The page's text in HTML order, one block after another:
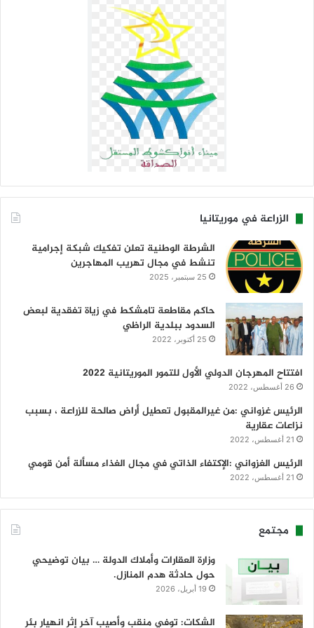
الزراعة في موريتانيا
الشرطة الوطنية تعلن تفكيك شبكة إجرامية
تنشط في مجال تهريب المهاجرين
25 سبتمبر، 2025
حاكم مقاطعة تامشكط في زياة تفقدية لبعض
السدود ببلدية الراظي
25 أكتوبر، 2022
افتتاح المهرجان الدولي الأول للتمور الموريتانية 2022
26 أغسطس، 2022
الرئيس غزواني :من غيرالمقبول تعطيل أراض صالحة للزراعة ، بسبب
نزاعات عقارية
21 أغسطس، 2022
الرئيس الغزواني :الإكتفاء الذاتي في مجال الغذاء مسألة أمن قومي
21 أغسطس، 2022
مجتمع
وزارة العقارات وأملاك الدولة … بيان توضيحي
حول حادثة هدم المنازل.
19 أبريل، 2026
الشكات: توفي منقب وأصيب آخر إثر انهيار بئر